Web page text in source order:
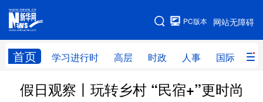
网站无障碍
PC版本
首页 学习进行时 高层 时政 人事 国际 财
网站地图
学习进行时 高层 时政 人事
假日观察丨玩转乡村 “民宿+”更时尚